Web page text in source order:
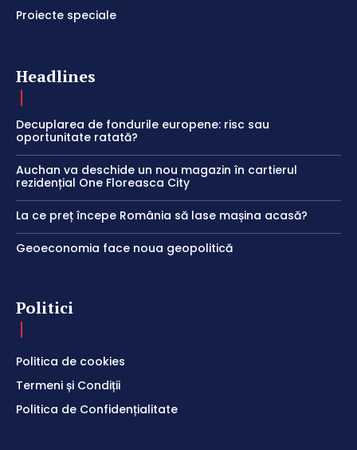
Proiecte speciale
Headlines
Decuplarea de fondurile europene: risc sau
oportunitate ratată?
Auchan va deschide un nou magazin în cartierul
rezidențial One Floreasca City
La ce preț începe România să lase mașina acasă?
Geoeconomia face noua geopolitică
Politici
Politica de cookies
Termeni și Condiții
Politica de Confidențialitate